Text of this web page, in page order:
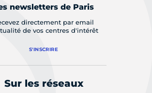
newsletters de Paris
directement par email
de vos centres d'intérêt
S'INSCRIRE
Sur les réseaux